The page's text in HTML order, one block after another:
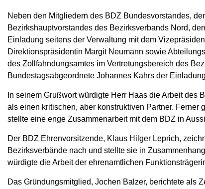
Neben den Mitgliedern des BDZ Bundesvorstandes,
Bezirkshauptvorstandes des Bezirksverbands Nord,
Einladung seitens der Verwaltung mit dem
Direktionspräsidentin Margit Neumann sowie
des Zollfahndungsamtes im Vertretungsbereich des
Bundestagsabgeordnete Johannes Kahrs der
In seinem Grußwort würdigte Herr Haas die Arbeit
als einen kritischen, aber konstruktiven Partner.
stellte eine enge Zusammenarbeit mit dem BDZ in
Der BDZ Ehrenvorsitzende, Klaus Hilger Leprich,
Bezirksverbände nach und stellte sie in
würdigte die Arbeit der ehrenamtlichen
Das Gründungsmitglied, Jochen Balzer, berichtete als